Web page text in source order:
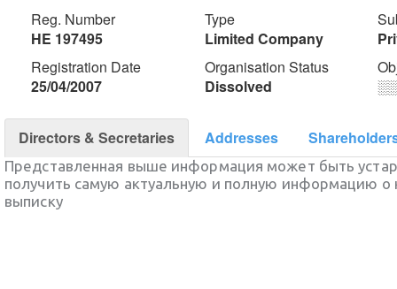
Reg. Number
ΗΕ 197495
Type
Limited Company
Registration Date
25/04/2007
Organisation Status
Dissolved
Directors & Secretaries Addresses
Представленная выше информация может быть
получить самую актуальную и полную информацию о
выписку